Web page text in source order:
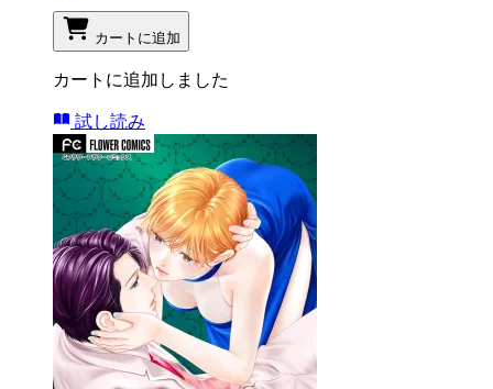
カートに追加
カートに追加しました
試し読み